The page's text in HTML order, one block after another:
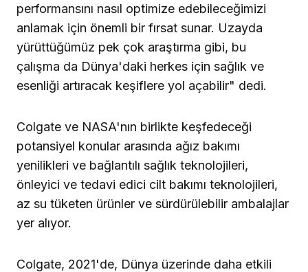
performansını nasıl optimize edebileceğimizi
anlamak için önemli bir fırsat sunar. Uzayda
yürüttüğümüz pek çok araştırma gibi, bu
çalışma da Dünya'daki herkes için sağlık ve
esenliği artıracak keşiflere yol açabilir" dedi.
Colgate ve NASA'nın birlikte keşfedeceği
potansiyel konular arasında ağız bakımı
yenilikleri ve bağlantılı sağlık teknolojileri,
önleyici ve tedavi edici cilt bakımı teknolojileri,
az su tüketen ürünler ve sürdürülebilir ambalajlar
yer alıyor.
Colgate, 2021'de, Dünya üzerinde daha etkili